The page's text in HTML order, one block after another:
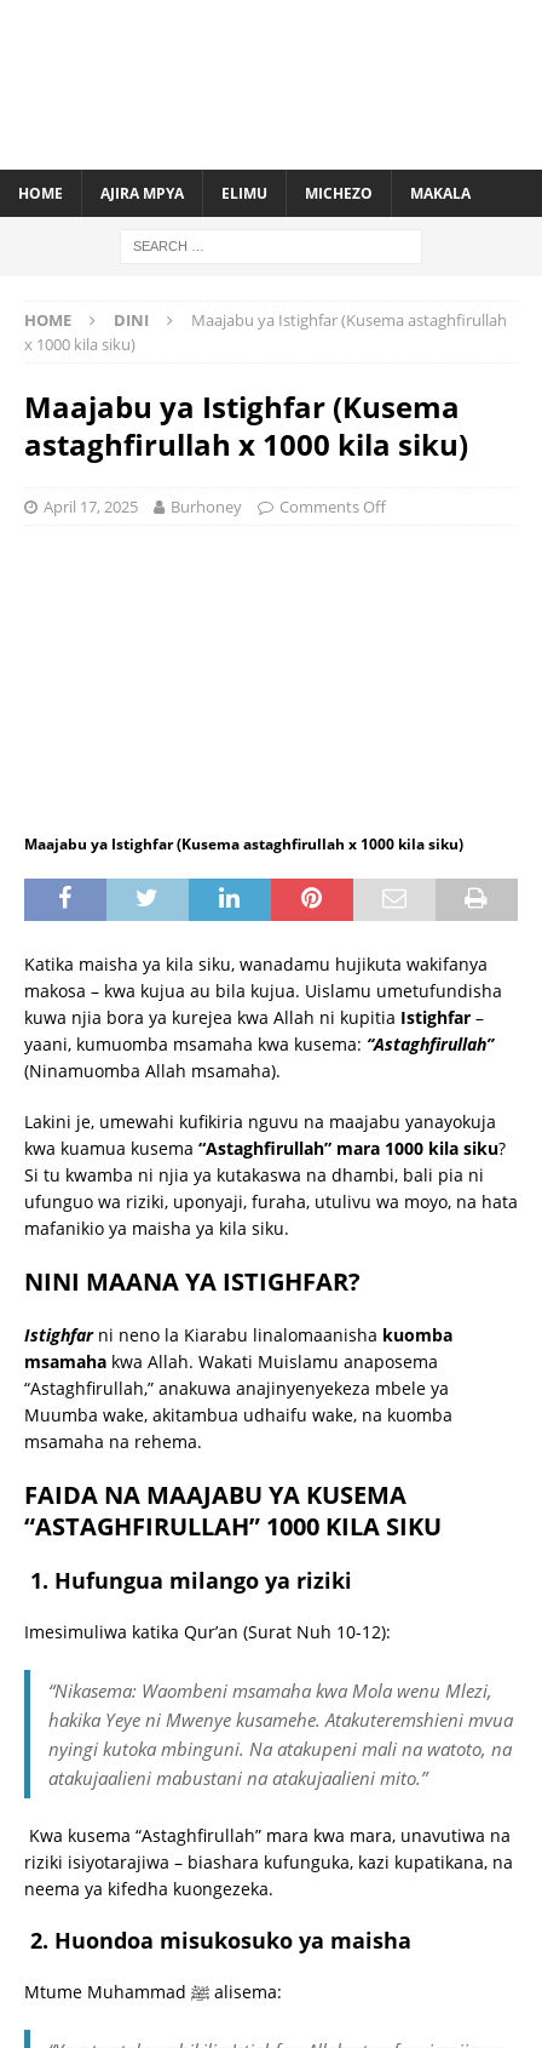
HOME AJIRA MPYA ELIMU MICHEZO MAKALA
HOME DINI
Maajabu ya Istighfar (Kusema astaghfirullah
x 1000 kila siku)
Maajabu ya Istighfar (Kusema
astaghfirullah x 1000 kila siku)
April 17, 2025 Burhoney Comments Off
Maajabu ya Istighfar (Kusema astaghfirullah x 1000 kila siku)
Katika maisha ya kila siku, wanadamu hujikuta wakifanya
makosa – kwa kujua au bila kujua. Uislamu umetufundisha
kuwa njia bora ya kurejea kwa Allah ni kupitia Istighfar –
yaani, kumuomba msamaha kwa kusema: “Astaghfirullah”
(Ninamuomba Allah msamaha).
Lakini je, umewahi kufikiria nguvu na maajabu yanayokuja
kwa kuamua kusema “Astaghfirullah” mara 1000 kila siku?
Si tu kwamba ni njia ya kutakaswa na dhambi, bali pia ni
ufunguo wa riziki, uponyaji, furaha, utulivu wa moyo, na hata
mafanikio ya maisha ya kila siku.
NINI MAANA YA ISTIGHFAR?
Istighfarni neno la Kiarabu linalomaanisha kuomba
msamaha kwa Allah. Wakati Muislamu anaposema
“Astaghfirullah,” anakuwa anajinyenyekeza mbele ya
Muumba wake, akitambua udhaifu wake, na kuomba
msamaha na rehema.
FAIDA NA MAAJABU YA KUSEMA
“ASTAGHFIRULLAH” 1000 KILA SIKU
1. Hufungua milango ya riziki
Imesimuliwa katika Qur’an (Surat Nuh 10-12):
“Nikasema: Waombeni msamaha kwa Mola wenu Mlezi,
hakika Yeye ni Mwenye kusamehe. Atakuteremshieni mvua
nyingi kutoka mbinguni. Na atakupeni mali na watoto, na
atakujaalieni mabustani na atakujaalieni mito.”
Kwa kusema “Astaghfirullah” mara kwa mara, unavutiwa na
riziki isiyotarajiwa – biashara kufunguka, kazi kupatikana, na
neema ya kifedha kuongezeka.
2. Huondoa misukosuko ya maisha
Mtume Muhammad ﷺ alisema: